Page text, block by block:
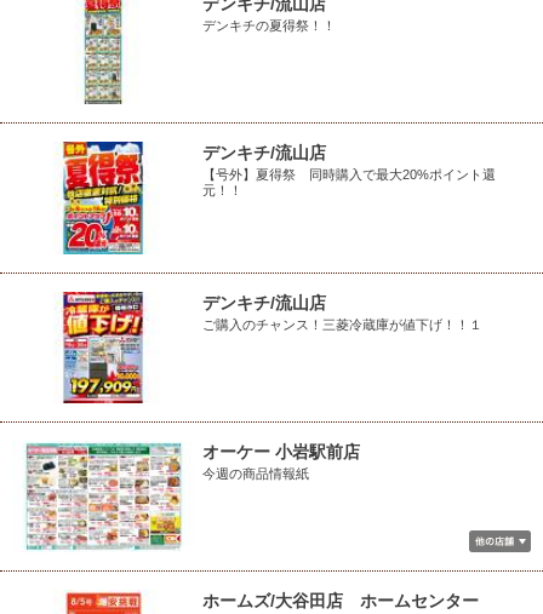
デンキチの夏得祭！！
デンキチ/流山店
【号外】夏得祭 同時購入で最大20%ポイント還
元！！
デンキチ/流山店
ご購入のチャンス！三菱冷蔵庫が値下げ！！１
オーケー 小岩駅前店
今週の商品情報紙
ホームズ/大谷田店 ホームセンター